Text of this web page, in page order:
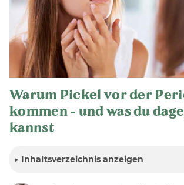
Warum Pickel vor der
kommen - und was du
kannst
▶ Inhaltsverzeichnis anzeigen